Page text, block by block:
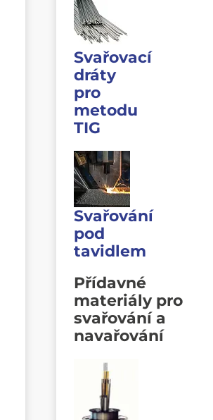
Svařovací
dráty
pro
metodu
TIG
Svařování
pod
tavidlem
Přídavné
materiály pro
svařování a
navařování